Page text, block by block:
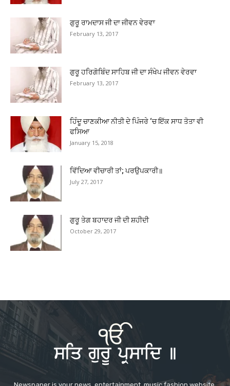
ਗੁਰੂ ਰਾਮਦਾਸ ਜੀ ਦਾ ਜੀਵਨ ਵੇਰਵਾ
February 13, 2017
ਗੁਰੂ ਹਰਿਗੋਬਿੰਦ ਸਾਹਿਬ ਜੀ ਦਾ ਸੰਖੇਪ ਜੀਵਨ ਵੇਰਵਾ
February 13, 2017
ਹਿੰਦੂ ਚਾਣਕੀਆ ਨੀਤੀ ਦੇ ਪਿੰਜਰੇ ‘ਚ ਇੱਕ ਸਾਧ ਤੋਤਾ ਵੀ
ਫਸਿਆ
January 15, 2018
ਵਿੱਦਿਆ ਵੀਚਾਰੀ ਤਾਂ; ਪਰਉਪਕਾਰੀ॥
July 27, 2017
ਗੁਰੂ ਤੇਗ ਬਹਾਦਰ ਜੀ ਦੀ ਸ਼ਹੀਦੀ
October 29, 2017